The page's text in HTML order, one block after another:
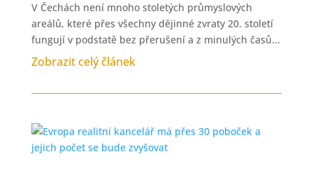
V Čechách není mnoho stoletých průmyslových
areálů, které přes všechny dějinné zvraty 20. století
fungují v podstatě bez přerušení a z minulých časů...
Zobrazit celý článek